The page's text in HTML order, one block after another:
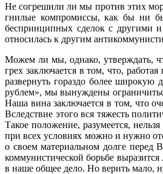
Не согрешили ли мы против этих
гнилые компромиссы, как бы ни
беспринципных сделок с другими
относилась к другим
Можем ли мы, однако, утверждать,
грех заключается в том, что,
развернуть гораздо более широкую
рублем», мы вынуждены
Наша вина заключается в том, что
Вследствие этого вся тяжесть
Такое положение, разумеется,
при всех ус­ловиях можно и нужно
о своем материальном долге перед
коммунистической борьбе
в наше общее дело. Но верить мало,